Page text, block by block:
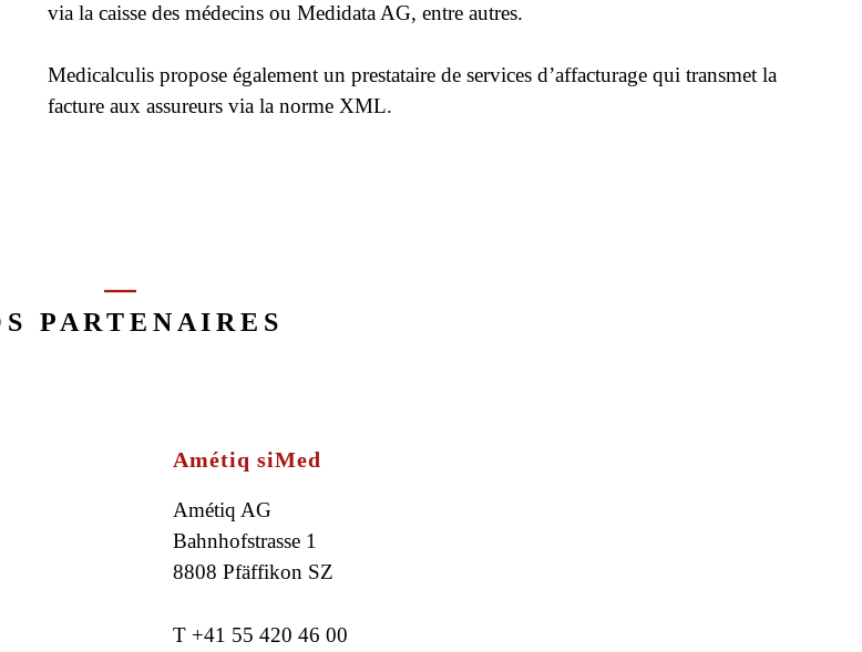
via la caisse des médecins ou Medidata AG, entre autres.
Medicalculis propose également un prestataire de services d’affacturage qui transmet la
facture aux assureurs via la norme XML.
PARTENAIRES
Amétiq siMed
Amétiq AG
Bahnhofstrasse 1
8808 Pfäffikon SZ
T +41 55 420 46 00